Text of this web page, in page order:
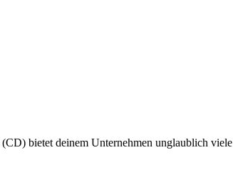
(CD) bietet deinem Unternehmen unglaublich viele